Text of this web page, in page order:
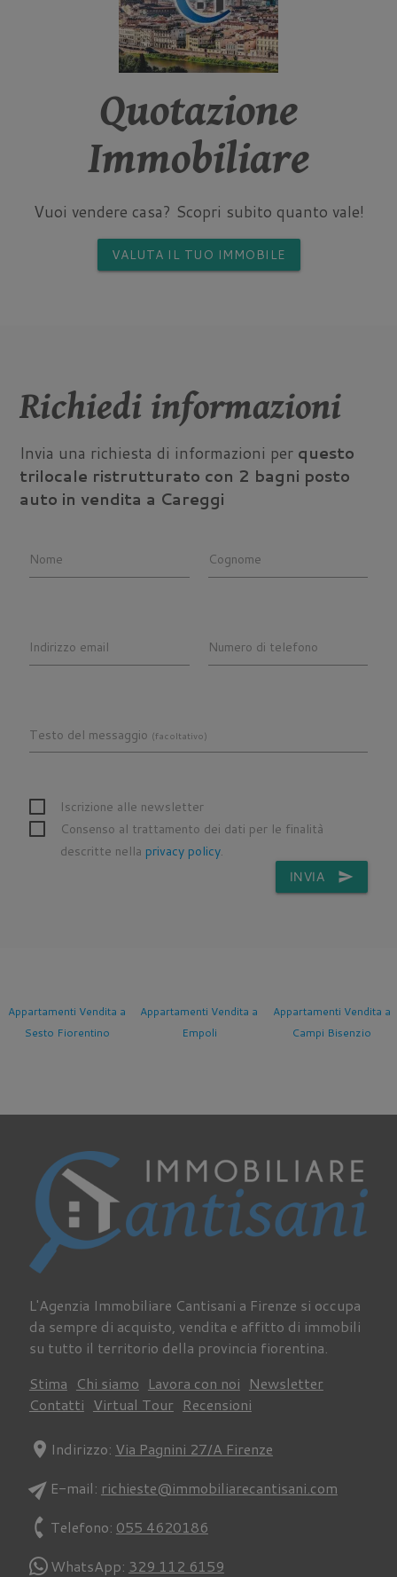
Quotazione
Immobiliare
Vuoi vendere casa? Scopri subito quanto vale!
VALUTA IL TUO IMMOBILE
Richiedi informazioni
Invia una richiesta di informazioni per questo
trilocale ristrutturato con 2 bagni posto
auto in vendita a Careggi
Nome Cognome
Indirizzo email Numero di telefono
Testo del messaggio (facoltativo)
Iscrizione alle newsletter
Consenso al trattamento dei dati per le finalità
descritte nella privacy policy.
INVIA send
Appartamenti Vendita a
Sesto Fiorentino
Appartamenti Vendita a
Empoli
Appartamenti Vendita a
Campi Bisenzio
L'Agenzia Immobiliare Cantisani a Firenze si occupa
da sempre di acquisto, vendita e affitto di immobili
su tutto il territorio della provincia fiorentina.
Stima Chi siamo Lavora con noi Newsletter
Contatti Virtual Tour Recensioni
location_on Indirizzo: Via Pagnini 27/A Firenze
sendE-mail: richieste@immobiliarecantisani.com
phoneTelefono: 055 4620186
WhatsApp: 329 112 6159